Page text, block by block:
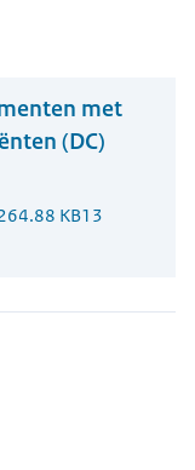
met
(DC)
KB13